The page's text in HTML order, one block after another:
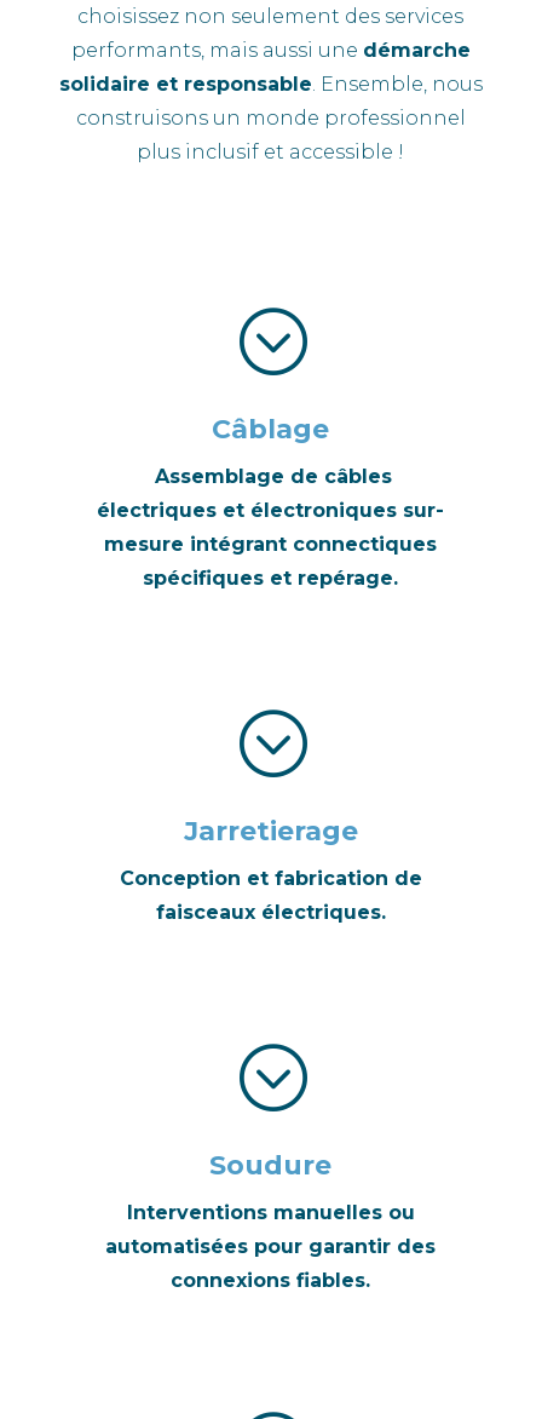
choisissez non seulement des services
performants, mais aussi une démarche
solidaire et responsable . Ensemble, nous
construisons un monde professionnel
plus inclusif et accessible !
;
Câblage
Assemblage de câbles
électriques et électroniques sur-
mesure intégrant connectiques
spécifiques et repérage.
;
Jarretierage
Conception et fabrication de
faisceaux électriques.
;
Soudure
Interventions manuelles ou
automatisées pour garantir des
connexions fiables.